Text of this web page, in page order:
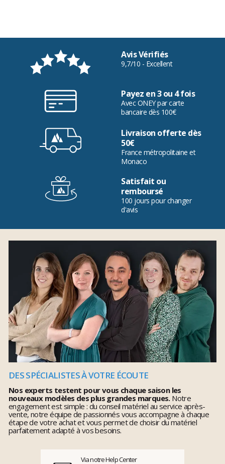
Avis Vérifiés
9,7/10 - Excellent
Payez en 3 ou 4 fois
Avec ONEY par carte
bancaire dès 100€
Livraison offerte dès
50€
France métropolitaine et
Monaco
Satisfait ou
remboursé
100 jours pour changer
d'avis
DES SPÉCIALISTES À VOTRE ÉCOUTE
Nos experts testent pour vous chaque saison les
nouveaux modèles des plus grandes marques.Notre
engagement est simple : du conseil matériel au service après-
vente, notre équipe de passionnés vous accompagne à chaque
étape de votre achat et vous permet de choisir du matériel
parfaitement adapté à vos besoins.
Via notre Help Center